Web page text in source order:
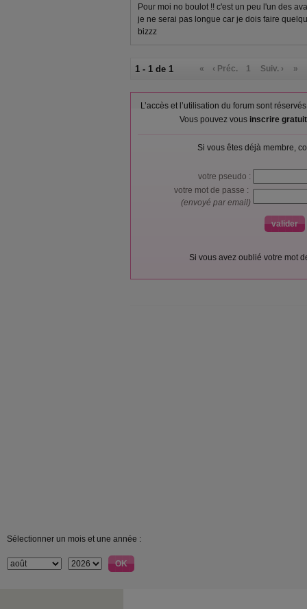
Pour moi no boulot !! c'est un peu l'un des
je ne serai pas longue car je dois faire
bizzz
1 - 1 de 1 « ‹ Préc. 1 Suiv. › »
L’accès et l’utilisation du forum sont
Vous pouvez vous inscrire
Si vous êtes déjà membre,
votre pseudo :
votre mot de passe :
(envoyé par email)
Si vous avez oublié votre mot
Sélectionner un mois et une année :